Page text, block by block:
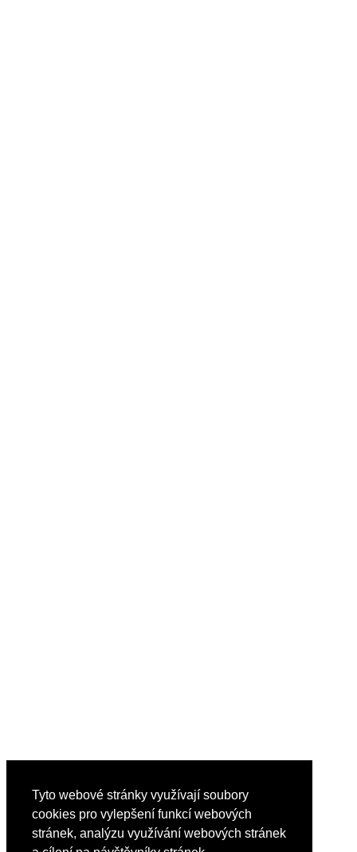
Tyto webové stránky využívají soubory
cookies pro vylepšení funkcí webových
stránek, analýzu využívání webových stránek